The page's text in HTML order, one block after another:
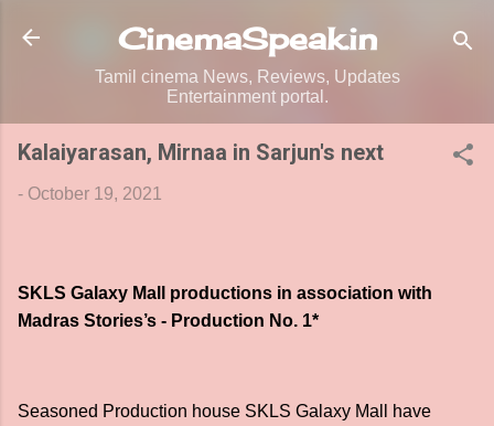
Skip to main content
CinemaSpeak.in
Tamil cinema News, Reviews, Updates
Entertainment portal.
Kalaiyarasan, Mirnaa in Sarjun's next
- October 19, 2021
SKLS Galaxy Mall productions in association with
Madras Stories’s - Production No. 1*
Seasoned Production house SKLS Galaxy Mall have